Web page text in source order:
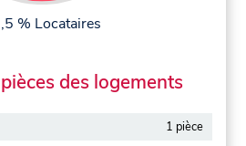
% Locataires
des logements
1 pièce